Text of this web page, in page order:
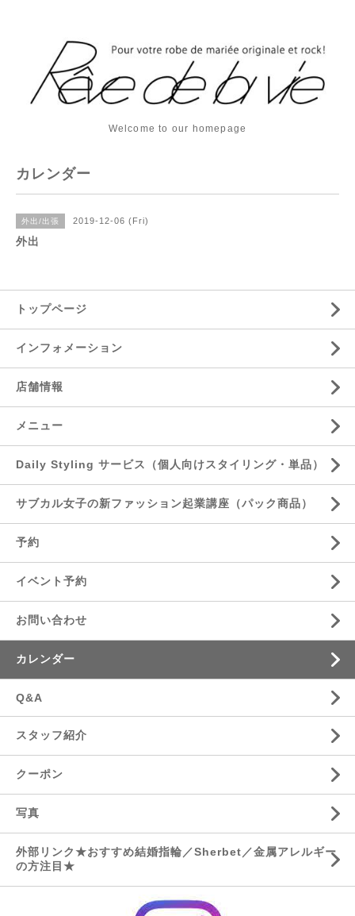
Welcome to our homepage
カレンダー
外出/出張 2019-12-06 (Fri)
外出
トップページ
インフォメーション
店舗情報
メニュー
Daily Styling サービス（個人向けスタイリング・単品）
サブカル女子の新ファッション起業講座（パック商品）
予約
イベント予約
お問い合わせ
カレンダー
Q&A
スタッフ紹介
クーポン
写真
外部リンク★おすすめ結婚指輪／Sherbet／金属アレルギー
の方注目★